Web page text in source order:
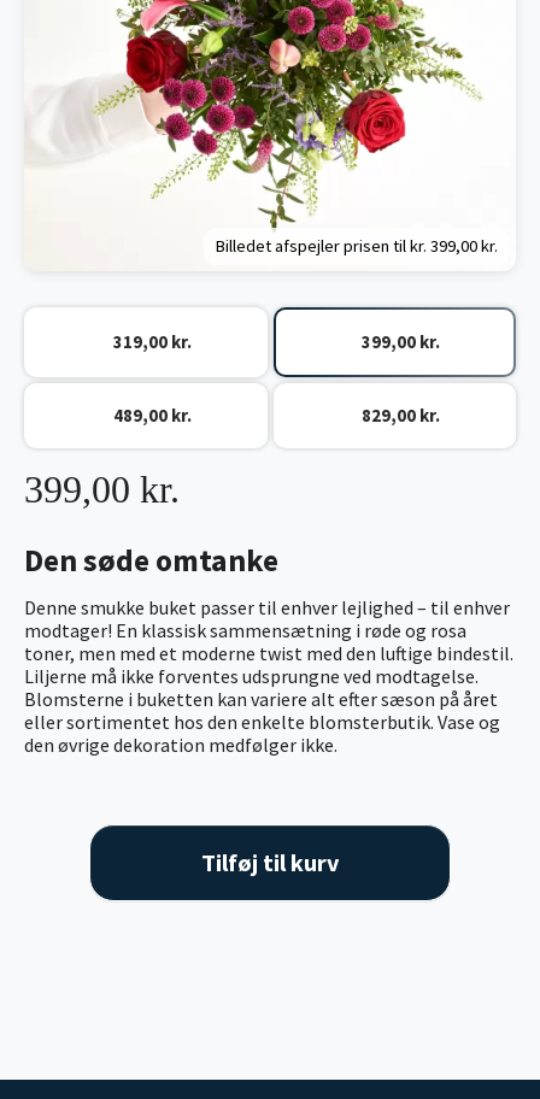
Billedet afspejler prisen til kr. 399,00 kr.
Den søde omtanke
Denne smukke buket passer til enhver lejlighed – til enhver
modtager! En klassisk sammensætning i røde og rosa
toner, men med et moderne twist med den luftige bindestil.
Liljerne må ikke forventes udsprungne ved modtagelse.
Blomsterne i buketten kan variere alt efter sæson på året
eller sortimentet hos den enkelte blomsterbutik. Vase og
den øvrige dekoration medfølger ikke.
399,00 kr.
319,00 kr. 399,00 kr.
489,00 kr. 829,00 kr.
Tilføj til kurv